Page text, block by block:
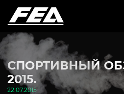
СПОРТИВНЫЙ
2015.
22.07.2015